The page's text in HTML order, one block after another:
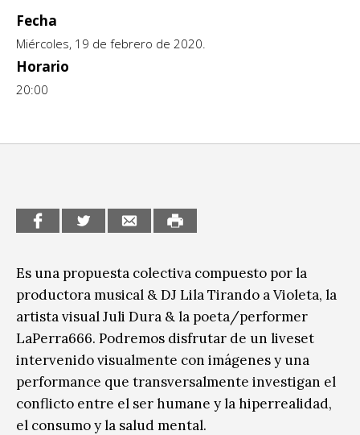
CCE en el interior/libros
Espacio itinerante de lectura infantil
Exposiciones
Formación
Género y Diversidad
Música
Sin categoría
Fecha
Miércoles, 19 de febrero de 2020.
Horario
20:00
Es una propuesta colectiva compuesto por la
productora musical & DJ Lila Tirando a Violeta, la
artista visual Juli Dura & la poeta/performer
LaPerra666. Podremos disfrutar de un liveset
intervenido visualmente con imágenes y una
performance que transversalmente investigan el
conflicto entre el ser humane y la hiperrealidad,
el consumo y la salud mental.